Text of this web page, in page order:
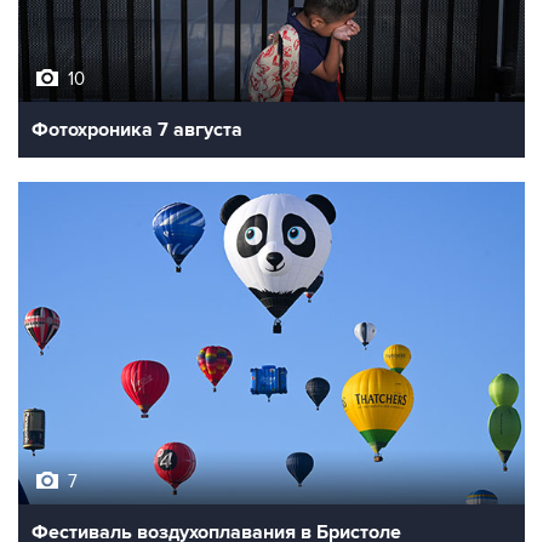
10
Фотохроника 7 августа
7
Фестиваль воздухоплавания в Бристоле